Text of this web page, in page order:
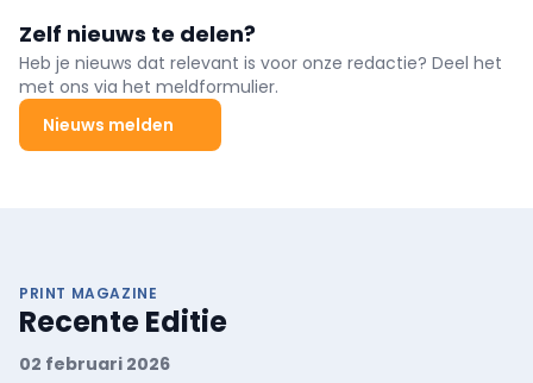
Zelf nieuws te delen?
Heb je nieuws dat relevant is voor onze redactie? Deel het
met ons via het meldformulier.
Nieuws melden
PRINT MAGAZINE
Recente Editie
02 februari 2026